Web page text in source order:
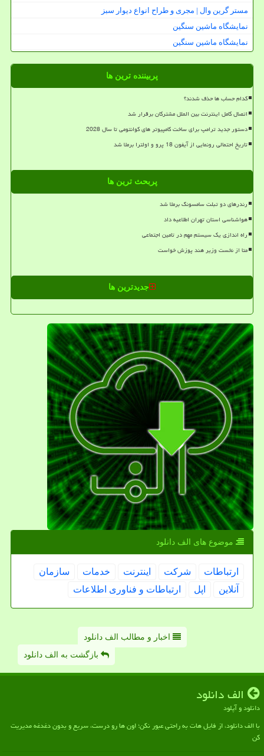
مستر گرین وال | مجری و طراح انواع دیوار سبز
نمایشگاه ماشین سنگین
نمایشگاه ماشین سنگین
پربیننده ترین ها
کدام حساب ها حذف شدند؟
اتصال کامل اینترنت بین الملل مشترکان برقرار شد
دستور جدید ترامپ برای ساخت کامپیوتر های کوانتومی تا سال 2028
تاریخ احتمالی رونمایی از آیفون 18 پرو و اولترا برملا شد
پربحث ترین ها
رندرهای دو تبلت سامسونگ برملا شد
هواشناسی استان تهران اطلاعیه داد
راه اندازی یک سیستم مهم در تامین اجتماعی
متا از نخست وزیر هند پوزش خواست
جدیدترین ها
موضوع های الف دانلود
ارتباطات شركت اینترنت خدمات
سازمان
آنلاین
اپل ارتباطات و فناوری اطلاعات
اخبار و مطالب الف دانلود
بازگشت به الف دانلود
الف دانلود
دانلود و آپلود
با الف دانلود، از فایل هات به راحتی عبور نکن؛ اون ها رو درست، سریع و بدون دغدغه مدیریت
کن